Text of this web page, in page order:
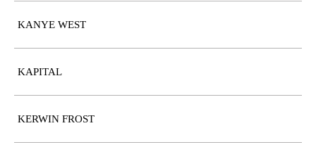
KANYE WEST
KAPITAL
KERWIN FROST